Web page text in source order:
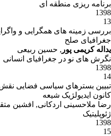
برنامه ریزی منطقه ای
1398
13
بررسی زمینه های همگرایی و
جغرافیای صلح
یداله کریمی پور , حسین ربیعی
نگرش های نو در جغرافیای انسانی
1398
14
تبیین بسترهای سیاسی فضایی نقش
کانون ایدیولژیک شیعه
رضا ملاحسینی اردکانی, افشین
ژئوپلیتیک
1398
15